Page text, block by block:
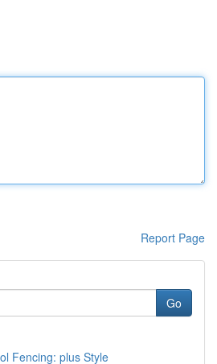
Report Page
Go
Fencing: plus Style